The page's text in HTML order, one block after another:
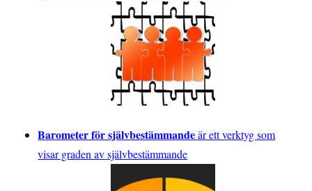
Barometer för självbestämmandeär ett verktyg som
visar graden av självbestämmande